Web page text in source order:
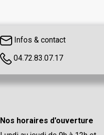
Infos & contact
04.72.83.07.17
Nos horaires d'ouverture